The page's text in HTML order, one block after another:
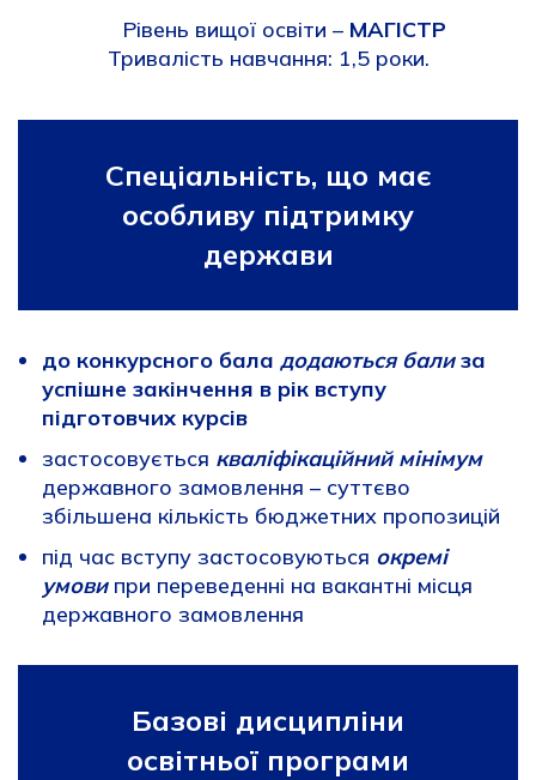
Рівень вищої освіти – МАГІСТР
Тривалість навчання: 1,5 роки.
Спеціальність, що має
особливу підтримку
держави
до конкурсного бала додаються бализа
успішне закінчення в рік вступу
підготовчих курсів
застосовується кваліфікаційний мінімум
державного замовлення – суттєво
збільшена кількість бюджетних пропозицій
під час вступу застосовуються окремі
умовипри переведенні на вакантні місця
державного замовлення
Базові дисципліни
освітньої програми